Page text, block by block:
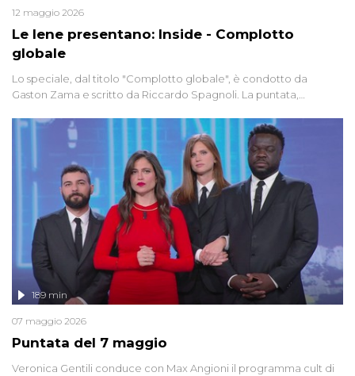
Le Iene presentano: Inside - Complotto
globale
12 maggio 2026
Lo speciale, dal titolo "Complotto globale", è condotto da
Gaston Zama e scritto da Riccardo Spagnoli. La puntata,
racconta l'universo delle narrazioni alternative, dei sospetti
globali e del complottismo che negli ultimi anni hanno invaso
social network, talk show, piazze digitali e immaginario collettivo.
Puntata del 7 maggio
189 min
07 maggio 2026
Veronica Gentili conduce con Max Angioni il programma cult di